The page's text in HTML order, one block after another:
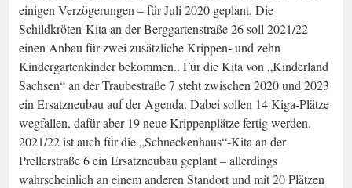
einigen Verzögerungen – für Juli 2020 geplant. Die
Schildkröten-Kita an der Berggartenstraße 26 soll 2021/22
einen Anbau für zwei zusätzliche Krippen- und zehn
Kindergartenkinder bekommen.. Für die Kita von „Kinderland
Sachsen“ an der Traubestraße 7 steht zwischen 2020 und 2023
ein Ersatzneubau auf der Agenda. Dabei sollen 14 Kiga-Plätze
wegfallen, dafür aber 19 neue Krippenplätze fertig werden.
2021/22 ist auch für die „Schneckenhaus“-Kita an der
Prellerstraße 6 ein Ersatzneubau geplant – allerdings
wahrscheinlich an einem anderen Standort und mit 20 Plätzen